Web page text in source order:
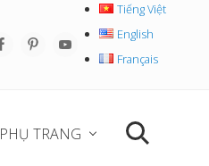
Tiếng Việt
English
Français
PHỤ TRANG Search